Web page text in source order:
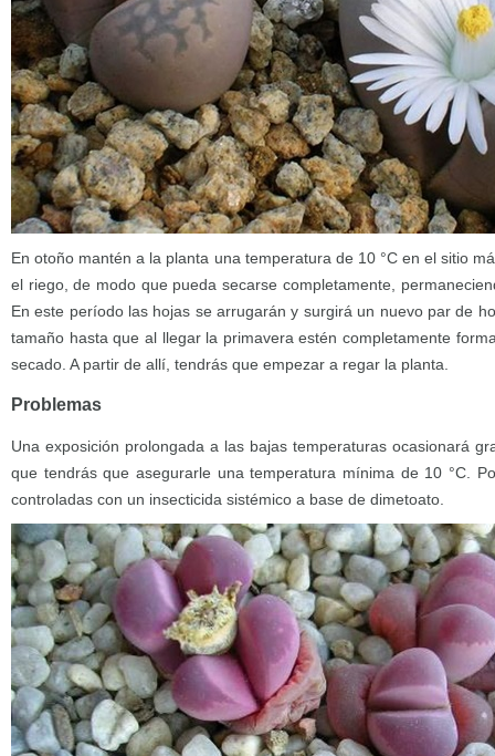
En otoño mantén a la planta una temperatura de 10 °C en el sitio
el riego, de modo que pueda secarse completamente,
En este período las hojas se arrugarán y surgirá un nuevo par de
tamaño hasta que al llegar la primavera estén completamente
secado. A partir de allí, tendrás que empezar a regar la planta.
Problemas
Una exposición prolongada a las bajas temperaturas ocasionará
que tendrás que asegurarle una temperatura mínima de 10 °C.
controladas con un insecticida sistémico a base de dimetoato.